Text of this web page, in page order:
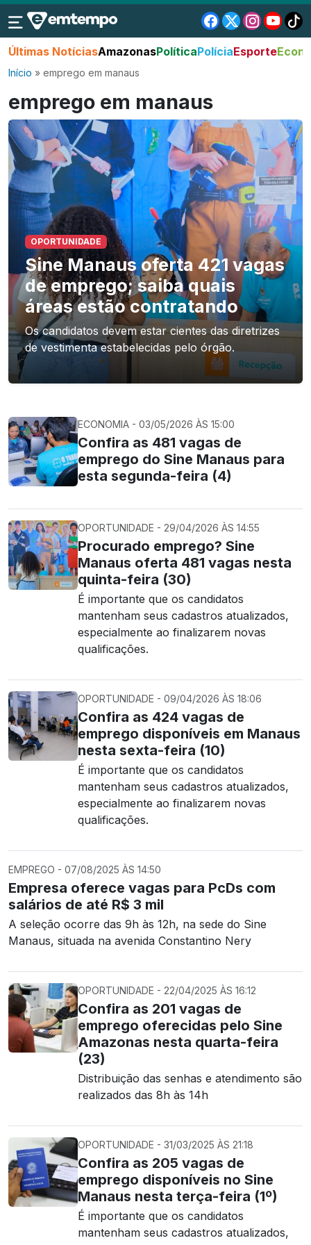
Últimas NotíciasAmazonasPolíticaPolíciaEsporte
Início » emprego em manaus
emprego em manaus
OPORTUNIDADE
Sine Manaus oferta 421 vagas
de emprego; saiba quais
áreas estão contratando
Os candidatos devem estar cientes das diretrizes
de vestimenta estabelecidas pelo órgão.
ECONOMIA - 03/05/2026 ÀS 15:00
Confira as 481 vagas de
emprego do Sine Manaus para
esta segunda-feira (4)
OPORTUNIDADE - 29/04/2026 ÀS 14:55
Procurado emprego? Sine
Manaus oferta 481 vagas nesta
quinta-feira (30)
É importante que os candidatos
mantenham seus cadastros atualizados,
especialmente ao finalizarem novas
qualificações.
OPORTUNIDADE - 09/04/2026 ÀS 18:06
Confira as 424 vagas de
emprego disponíveis em Manaus
nesta sexta-feira (10)
É importante que os candidatos
mantenham seus cadastros atualizados,
especialmente ao finalizarem novas
qualificações.
EMPREGO - 07/08/2025 ÀS 14:50
Empresa oferece vagas para PcDs com
salários de até R$ 3 mil
A seleção ocorre das 9h às 12h, na sede do Sine
Manaus, situada na avenida Constantino Nery
OPORTUNIDADE - 22/04/2025 ÀS 16:12
Confira as 201 vagas de
emprego oferecidas pelo Sine
Amazonas nesta quarta-feira
(23)
Distribuição das senhas e atendimento são
realizados das 8h às 14h
OPORTUNIDADE - 31/03/2025 ÀS 21:18
Confira as 205 vagas de
emprego disponíveis no Sine
Manaus nesta terça-feira (1º)
É importante que os candidatos
mantenham seus cadastros atualizados,